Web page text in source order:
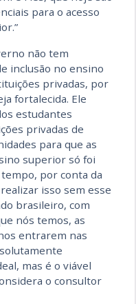
para o acesso
não tem
inclusão no ensino
privadas, por
fortalecida. Ele
estudantes
privadas de
para que as
superior só foi
por conta da
isso sem esse
brasileiro, com
nós temos, as
entrarem nas
mas é o viável
o consultor